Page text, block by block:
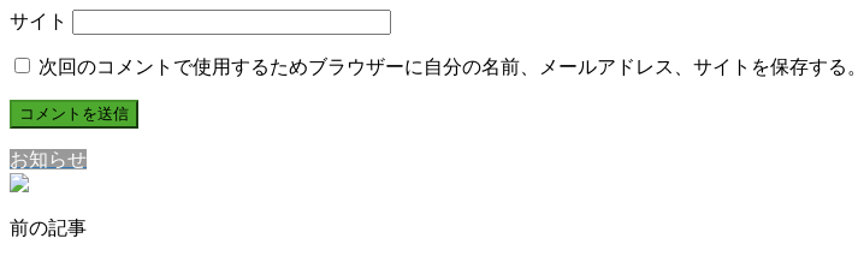
サイト
次回のコメントで使用するためブラウザーに自分の名前、メールアドレス、サイトを保存する。
お知らせ
前の記事